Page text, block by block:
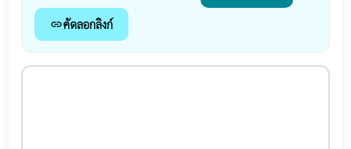
linkคัดลอกลิงก์